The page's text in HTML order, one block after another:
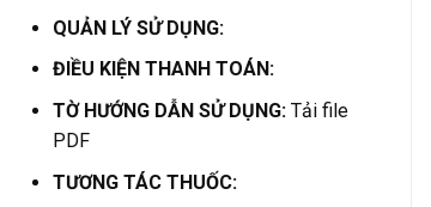
QUẢN LÝ SỬ DỤNG:
ĐIỀU KIỆN THANH TOÁN:
TỜ HƯỚNG DẪN SỬ DỤNG:Tải file
PDF
TƯƠNG TÁC THUỐC: